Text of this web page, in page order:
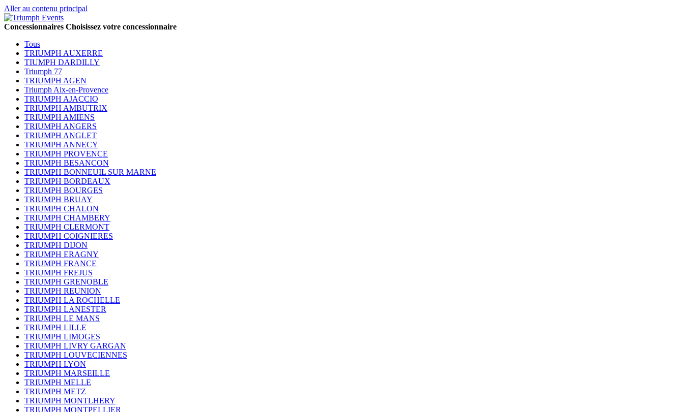
Aller au contenu principal
Concessionnaires Choisissez votre concessionnaire
Tous
TRIUMPH AUXERRE
TIUMPH DARDILLY
Triumph 77
TRIUMPH AGEN
Triumph Aix-en-Provence
TRIUMPH AJACCIO
TRIUMPH AMBUTRIX
TRIUMPH AMIENS
TRIUMPH ANGERS
TRIUMPH ANGLET
TRIUMPH ANNECY
TRIUMPH PROVENCE
TRIUMPH BESANCON
TRIUMPH BONNEUIL SUR MARNE
TRIUMPH BORDEAUX
TRIUMPH BOURGES
TRIUMPH BRUAY
TRIUMPH CHALON
TRIUMPH CHAMBERY
TRIUMPH CLERMONT
TRIUMPH COIGNIERES
TRIUMPH DIJON
TRIUMPH ERAGNY
TRIUMPH FRANCE
TRIUMPH FREJUS
TRIUMPH GRENOBLE
TRIUMPH REUNION
TRIUMPH LA ROCHELLE
TRIUMPH LANESTER
TRIUMPH LE MANS
TRIUMPH LILLE
TRIUMPH LIMOGES
TRIUMPH LIVRY GARGAN
TRIUMPH LOUVECIENNES
TRIUMPH LYON
TRIUMPH MARSEILLE
TRIUMPH MELLE
TRIUMPH METZ
TRIUMPH MONTLHERY
TRIUMPH MONTPELLIER